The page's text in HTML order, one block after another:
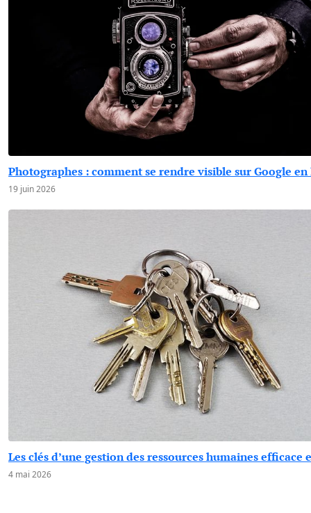
Photographes : comment se rendre visible sur Google
19 juin 2026
Les clés d’une gestion des ressources humaines efficace
4 mai 2026